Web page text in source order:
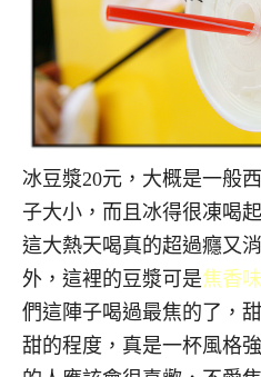
冰豆漿20元，大概是一般
子大小，而且冰得很凍喝
這大熱天喝真的超過癮又
外，這裡的豆漿可是焦香
們這陣子喝過最焦的了，
甜的程度，真是一杯風格